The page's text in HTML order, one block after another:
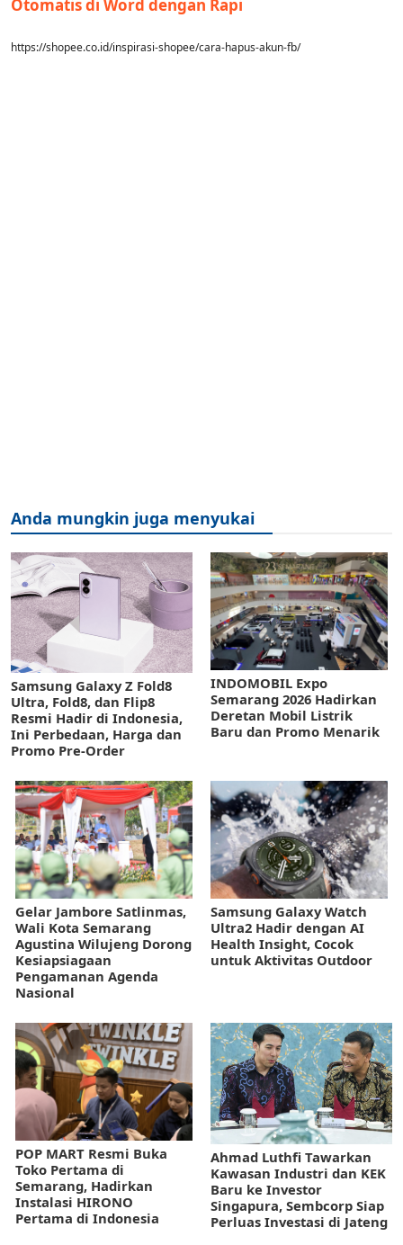
Otomatis di Word dengan Rapi
https://shopee.co.id/inspirasi-shopee/cara-hapus-akun-fb/
Anda mungkin juga menyukai
Samsung Galaxy Z Fold8
Ultra, Fold8, dan Flip8
Resmi Hadir di Indonesia,
Ini Perbedaan, Harga dan
Promo Pre-Order
INDOMOBIL Expo
Semarang 2026 Hadirkan
Deretan Mobil Listrik
Baru dan Promo Menarik
Gelar Jambore Satlinmas,
Wali Kota Semarang
Agustina Wilujeng Dorong
Kesiapsiagaan
Pengamanan Agenda
Nasional
Samsung Galaxy Watch
Ultra2 Hadir dengan AI
Health Insight, Cocok
untuk Aktivitas Outdoor
POP MART Resmi Buka
Toko Pertama di
Semarang, Hadirkan
Instalasi HIRONO
Pertama di Indonesia
Ahmad Luthfi Tawarkan
Kawasan Industri dan KEK
Baru ke Investor
Singapura, Sembcorp Siap
Perluas Investasi di Jateng